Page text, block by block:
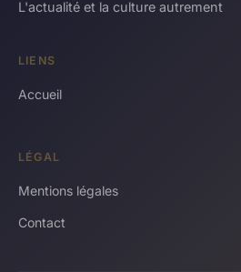
L'actualité et la culture autrement
LIENS
Accueil
LÉGAL
Mentions légales
Contact